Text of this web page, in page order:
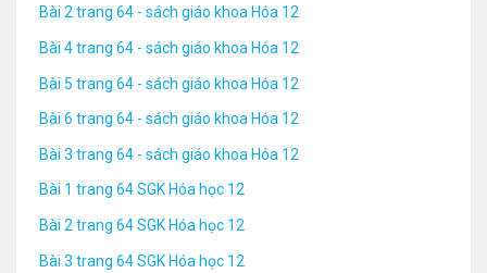
Bài 2 trang 64 - sách giáo khoa Hóa 12
Bài 4 trang 64 - sách giáo khoa Hóa 12
Bài 5 trang 64 - sách giáo khoa Hóa 12
Bài 6 trang 64 - sách giáo khoa Hóa 12
Bài 3 trang 64 - sách giáo khoa Hóa 12
Bài 1 trang 64 SGK Hóa học 12
Bài 2 trang 64 SGK Hóa học 12
Bài 3 trang 64 SGK Hóa học 12